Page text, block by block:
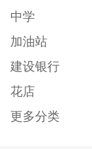
中学
加油站
建设银行
花店
更多分类